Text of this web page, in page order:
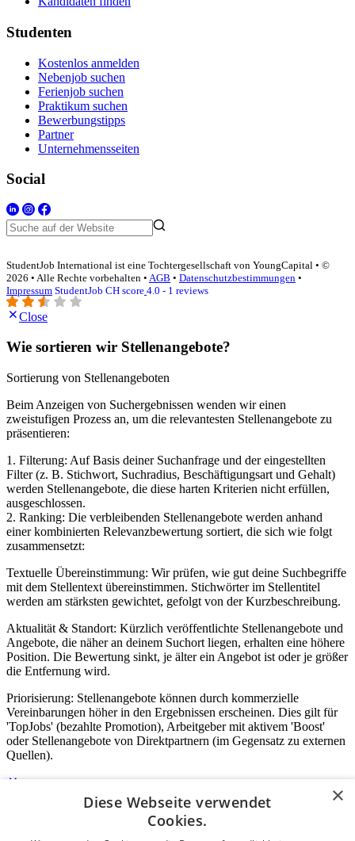
Studenten
Kostenlos anmelden
Nebenjob suchen
Ferienjob suchen
Praktikum suchen
Bewerbungstipps
Partner
Unternehmensseiten
Social
StudentJob International ist eine Tochtergesellschaft von YoungCapital • ©
2026 • Alle Rechte vorbehalten • AGB • Datenschutzbestimmungen •
Impressum StudentJob CH score 4.0 - 1 reviews
Close
Wie sortieren wir Stellenangebote?
Sortierung von Stellenangeboten
Beim Anzeigen von Suchergebnissen wenden wir einen
zweistufigen Prozess an, um die relevantesten Stellenangebote zu
präsentieren:
1. Filterung: Auf Basis deiner Suchanfrage und der eingestellten
Filter (z. B. Stichwort, Suchradius, Beschäftigungsart und Gehalt)
werden Stellenangebote, die diese harten Kriterien nicht erfüllen,
ausgeschlossen.
2. Ranking: Die verbleibenden Stellenangebote werden anhand
einer kombinierten Relevanzbewertung sortiert, die sich wie folgt
zusammensetzt:
Textuelle Übereinstimmung: Wir prüfen, wie gut deine Suchbegriffe
mit dem Stellentext übereinstimmen. Stichwörter im Stellentitel
werden am stärksten gewichtet, gefolgt von der Kurzbeschreibung.
Aktualität & Standort: Kürzlich veröffentlichte Stellenangebote und
Angebote, die näher an deinem Suchort liegen, erhalten eine höhere
Position. Die Bewertung sinkt, je älter ein Angebot ist oder je größer
die Entfernung wird.
Priorisierung: Stellenangebote können durch kommerzielle
Vereinbarungen höher in den Ergebnissen erscheinen. Dies gilt für
'TopJobs' (bezahlte Promotion), Arbeitgeber mit aktivem 'Boost'
oder Stellenangebote von Direktpartnern (im Gegensatz zu externen
Quellen).
Login für Unternehmen
×
Diese Webseite verwendet
Cookies.